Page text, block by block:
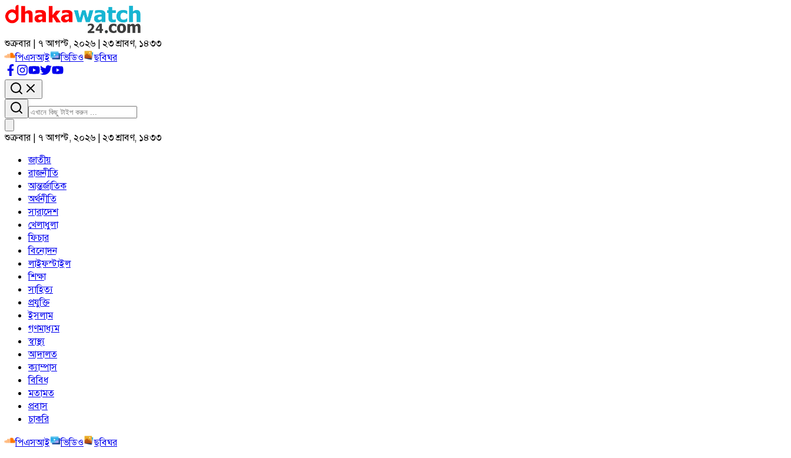
শুক্রবার | ৭ আগস্ট, ২০২৬ | ২৩ শ্রাবণ, ১৪৩৩
পিএসআই
ভিডিও ছবিঘর
শুক্রবার | ৭ আগস্ট, ২০২৬ | ২৩ শ্রাবণ, ১৪৩৩
জাতীয়
রাজনীতি
আন্তর্জাতিক
অর্থনীতি
সারাদেশ
খেলাধুলা
ফিচার
বিনোদন
লাইফস্টাইল
শিক্ষা
সাহিত্য
প্রযুক্তি
ইসলাম
গণমাধ্যম
স্বাস্থ্য
আদালত
ক্যাম্পাস
বিবিধ
মতামত
প্রবাস
চাকরি
পিএসআই
ভিডিও
ছবিঘর